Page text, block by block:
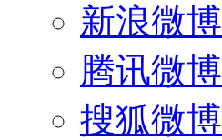
新浪微博
腾讯微博
搜狐微博